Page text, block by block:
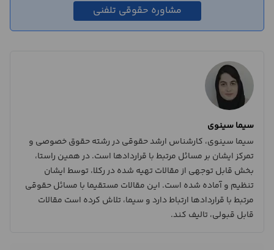
مشاوره حقوقی تلفنی
سیما سینوی
سیما سینوی، کارشناس ارشد حقوقی در رشته حقوق خصوصی و
تمرکز ایشان بر مسائل مرتبط با قراردادها است. در همین راستا،
بخش قابل توجهی از مقالات تهیه شده در رکلا، توسط ایشان
تنظیم و آماده شده است. این مقالات مستقیما با مسائل حقوقی
مرتبط با قراردادها ارتباط دارد و سیما، تلاش کرده است مقالات
قابل قبولی، تالیف کند.